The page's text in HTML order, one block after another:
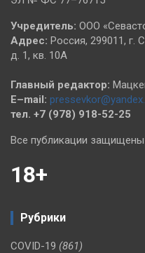
Учредитель: ООО
Адрес: Россия, 299011, г.
д. 1, кв. 10А
Главный редактор:
E–mail:
тел. +7 (978) 918-52-25
Все публикации защищены
18+
Рубрики
COVID-19 (861)